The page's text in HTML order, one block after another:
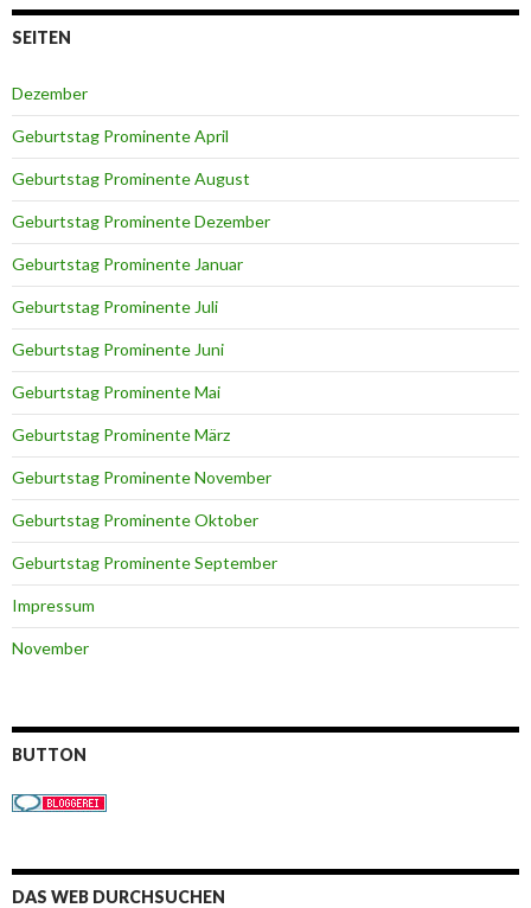
SEITEN
Dezember
Geburtstag Prominente April
Geburtstag Prominente August
Geburtstag Prominente Dezember
Geburtstag Prominente Januar
Geburtstag Prominente Juli
Geburtstag Prominente Juni
Geburtstag Prominente Mai
Geburtstag Prominente März
Geburtstag Prominente November
Geburtstag Prominente Oktober
Geburtstag Prominente September
Impressum
November
BUTTON
DAS WEB DURCHSUCHEN